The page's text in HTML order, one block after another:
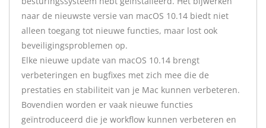
naar de nieuwste versie van macOS 10.14 biedt niet
alleen toegang tot nieuwe functies, maar lost ook
beveiligingsproblemen op.
Elke nieuwe update van macOS 10.14 brengt
verbeteringen en bugfixes met zich mee die de
prestaties en stabiliteit van je Mac kunnen verbeteren.
Bovendien worden er vaak nieuwe functies
geïntroduceerd die je workflow kunnen verbeteren en